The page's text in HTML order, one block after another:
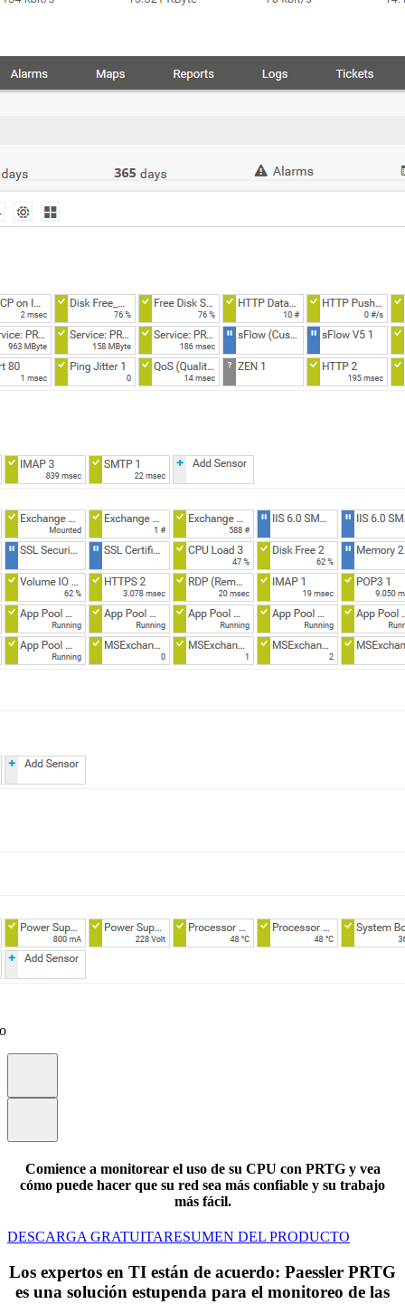
Comience a monitorear el uso de su CPU con PRTG y vea
cómo puede hacer que su red sea más confiable y su trabajo
más fácil.
DESCARGA GRATUITARESUMEN DEL PRODUCTO
Los expertos en TI están de acuerdo: Paessler PRTG
es una solución estupenda para el monitoreo de las